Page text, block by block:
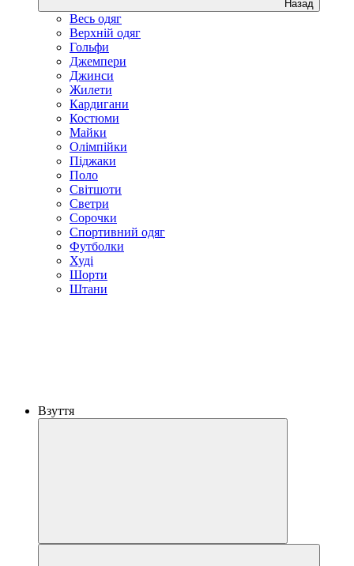
Назад
Весь одяг
Верхній одяг
Гольфи
Джемпери
Джинси
Жилети
Кардигани
Костюми
Майки
Олімпійки
Піджаки
Поло
Світшоти
Светри
Сорочки
Спортивний одяг
Футболки
Худі
Шорти
Штани
Взуття